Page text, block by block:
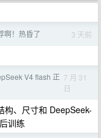
啊！热昏了 3 天前
V4 flash 正 7 月 31
日
构、尺寸和 DeepSeek-
训练